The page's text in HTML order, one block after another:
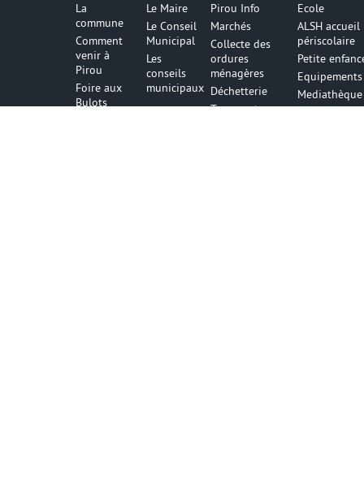
La
commune
Comment
venir à
Pirou
Foire aux
Bulots
Le Maire
Le Conseil
Municipal
Les
conseils
municipaux
Pirou Info
Marchés
Collecte des
ordures
ménagères
Déchetterie
Transports
Ecole
ALSH accueil
périscolaire
Petite
Mediathèque